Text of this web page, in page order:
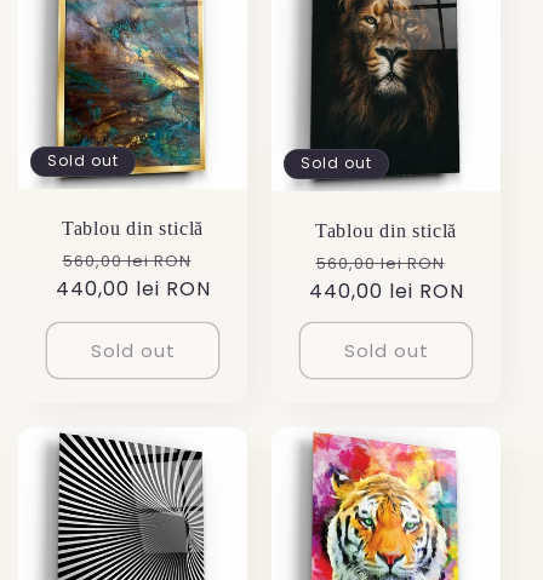
Sold out
Tablou din sticlă
Regular
price
560,00 lei RON
price
440,00 lei RON
Sold out
Sold out
Tablou din sticlă
Regular
price
560,00 lei RON
price
440,00 lei RON
Sold out